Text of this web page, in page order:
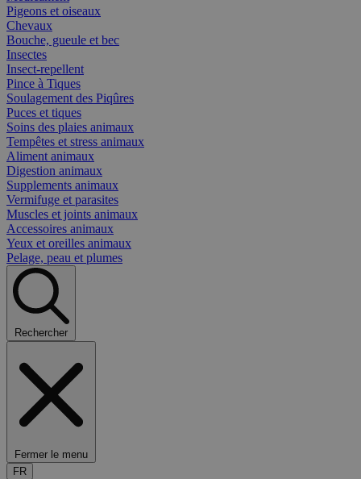
Pigeons et oiseaux
Chevaux
Bouche, gueule et bec
Insectes
Insect-repellent
Pince à Tiques
Soulagement des Piqûres
Puces et tiques
Soins des plaies animaux
Tempêtes et stress animaux
Aliment animaux
Digestion animaux
Supplements animaux
Vermifuge et parasites
Muscles et joints animaux
Accessoires animaux
Yeux et oreilles animaux
Pelage, peau et plumes
Rechercher
Fermer le menu
FR